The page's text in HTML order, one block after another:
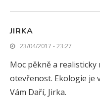
JIRKA
23/04/2017 - 23:27
Moc pěkně a realisticky
otevřenost. Ekologie je
Vám Daří, Jirka.